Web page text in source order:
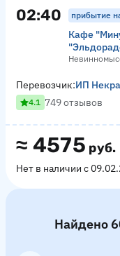
02:40 прибытие
Кафе
≈ 4575 руб.
Нет в наличии с
Перевозчик:ИП
4.1 749 отзывов
Найдено